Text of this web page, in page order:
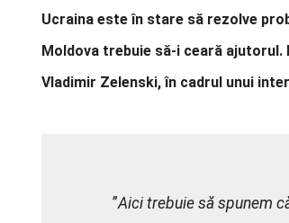
Ucraina este în stare să rezolve
Moldova trebuie să-i ceară
Vladimir Zelenski, în cadrul unui
”Aici trebuie să spunem